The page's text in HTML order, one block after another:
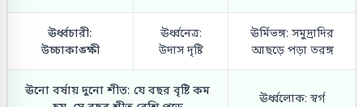
ঊর্ধ্বচারী:
উচ্চাকাঙ্ক্ষী
ঊর্ধ্বনেত্র:
উদাস দৃষ্টি
ঊর্মিভঙ্গ: সমুদ্রাদির
আছড়ে পড়া তরঙ্গ
ঊনো বর্ষায় দুনো শীত: যে বছর বৃষ্টি কম
ঊর্ধ্বলোক: স্বর্গ